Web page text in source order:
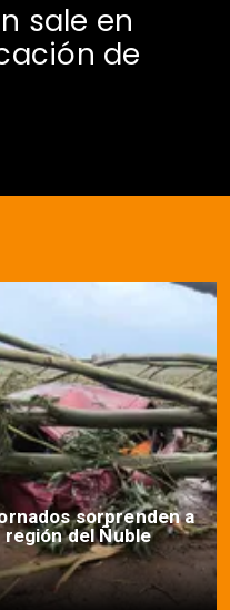
sale en
de
sorprenden a
región del Ñuble